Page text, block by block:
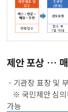
제안 포상 …
- 기관장 표창 및
※ 국민제안 심의
가능